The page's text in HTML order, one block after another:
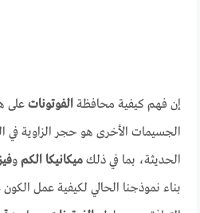
إن فهم كيفية محافظةالفوتونات على
الجسيمات الأخرى هو حجر الزاوية في
الحديثة، بما في ذلكميكانيكا الكم و
بناء نموذجنا الحالي لكيفية عمل